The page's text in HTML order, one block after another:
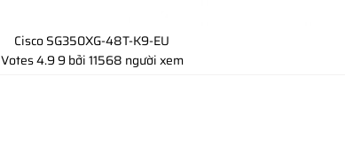
Cisco SG350XG-48T-K9-EU
Votes4.99bởi 11568 người xem